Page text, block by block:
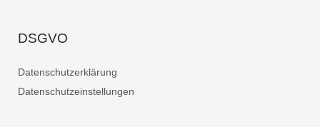
DSGVO
Datenschutzerklärung
Datenschutzeinstellungen